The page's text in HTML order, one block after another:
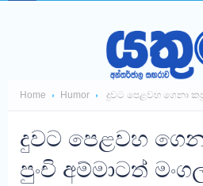
Home Humor දුවට පෙළවහ ගෙනා
දුවට පෙළවහ
පුංචි අම්මාටත්